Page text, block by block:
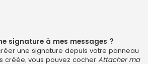
signature à mes messages ?
une signature depuis votre panneau
créée, vous pouvez cocher Attacher ma